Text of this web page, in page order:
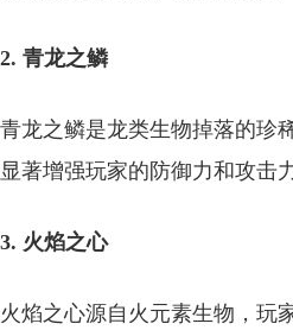
2. 青龙之鳞
青龙之鳞是龙类生物掉落的珍
显著增强玩家的防御力和攻击
3. 火焰之心
火焰之心源自火元素生物，玩